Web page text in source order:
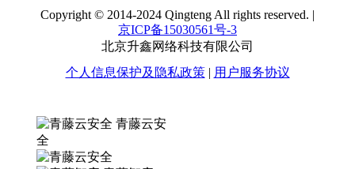
Copyright © 2014-2024 Qingteng All rights reserved. |
京ICP备15030561号-3
北京升鑫网络科技有限公司
个人信息保护及隐私政策 | 用户服务协议
青藤云安
全